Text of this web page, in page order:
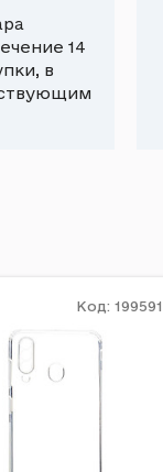
14
в
Код: 199591